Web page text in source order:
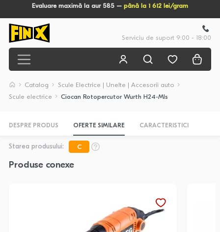
Evaluare maximă la aur 585 – până la 1 612 lei/gram
Serviciu de suport 9:00 - 18:00
Catalog
Scule Electrice | Unelte | Accesorii auto
Scule electrice
Ciocan Rotopercutor Wurth H24-Mls
DESPRE PRODUS OFERTE SIMILARE CARACTERISTICI
Starea produsului: C
Produse conexe